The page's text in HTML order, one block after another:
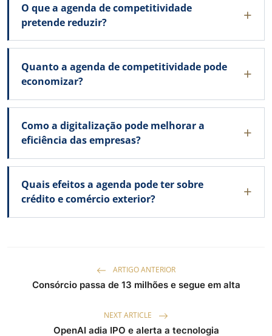
O que a agenda de competitividade
pretende reduzir?
Quanto a agenda de competitividade pode
economizar?
Como a digitalização pode melhorar a
eficiência das empresas?
Quais efeitos a agenda pode ter sobre
crédito e comércio exterior?
ARTIGO ANTERIOR
Consórcio passa de 13 milhões e segue em alta
NEXT ARTICLE
OpenAI adia IPO e alerta a tecnologia